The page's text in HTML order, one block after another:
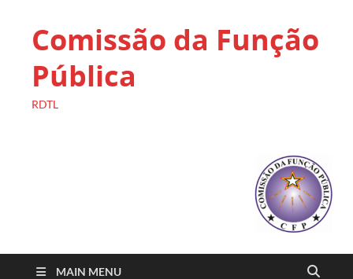
Comissão da Função
Pública
RDTL
MAIN MENU